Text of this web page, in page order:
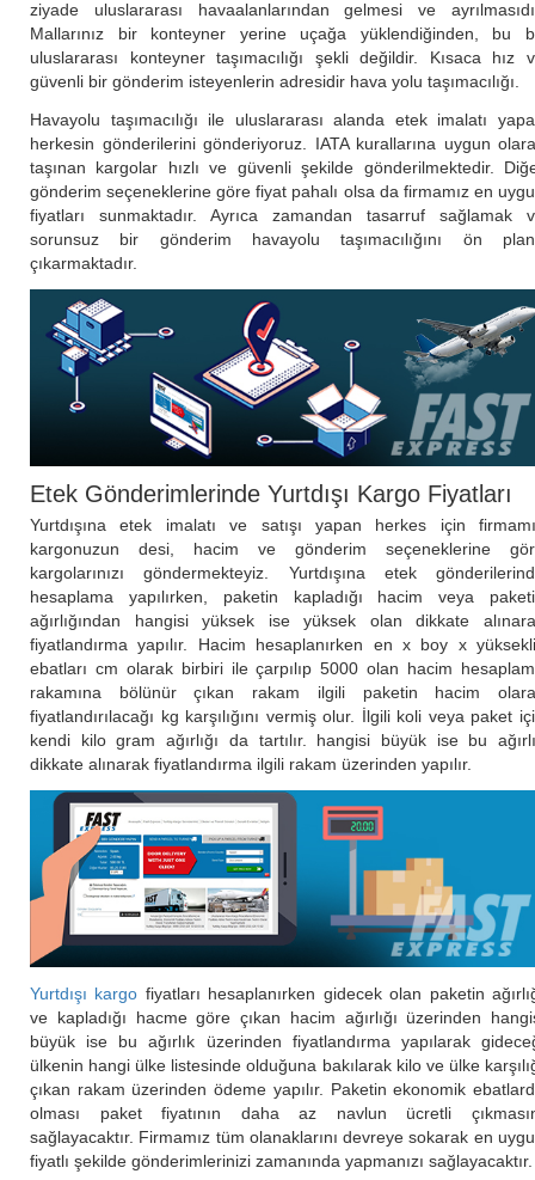
ziyade uluslararası havaalanlarından gelmesi ve
Mallarınız bir konteyner yerine uçağa yüklendiğinden, bu
uluslararası konteyner taşımacılığı şekli değildir. Kısaca hız
güvenli bir gönderim isteyenlerin adresidir hava yolu taşımacılığı.
Havayolu taşımacılığı ile uluslararası alanda etek imalatı
herkesin gönderilerini gönderiyoruz. IATA kurallarına uygun
taşınan kargolar hızlı ve güvenli şekilde gönderilmektedir.
gönderim seçeneklerine göre fiyat pahalı olsa da firmamız en
fiyatları sunmaktadır. Ayrıca zamandan tasarruf sağlamak
sorunsuz bir gönderim havayolu taşımacılığını ön
çıkarmaktadır.
Etek Gönderimlerinde Yurtdışı Kargo Fiyatları
Yurtdışına etek imalatı ve satışı yapan herkes için
kargonuzun desi, hacim ve gönderim seçeneklerine
kargolarınızı göndermekteyiz. Yurtdışına etek
hesaplama yapılırken, paketin kapladığı hacim veya
ağırlığından hangisi yüksek ise yüksek olan dikkate
fiyatlandırma yapılır. Hacim hesaplanırken en x boy x
ebatları cm olarak birbiri ile çarpılıp 5000 olan hacim
rakamına bölünür çıkan rakam ilgili paketin hacim
fiyatlandırılacağı kg karşılığını vermiş olur. İlgili koli veya paket
kendi kilo gram ağırlığı da tartılır. hangisi büyük ise bu
dikkate alınarak fiyatlandırma ilgili rakam üzerinden yapılır.
Yurtdışı kargo fiyatları hesaplanırken gidecek olan paketin
ve kapladığı hacme göre çıkan hacim ağırlığı üzerinden
büyük ise bu ağırlık üzerinden fiyatlandırma yapılarak
ülkenin hangi ülke listesinde olduğuna bakılarak kilo ve ülke
çıkan rakam üzerinden ödeme yapılır. Paketin ekonomik
olması paket fiyatının daha az navlun ücretli
sağlayacaktır. Firmamız tüm olanaklarını devreye sokarak en
fiyatlı şekilde gönderimlerinizi zamanında yapmanızı sağlayacaktır.